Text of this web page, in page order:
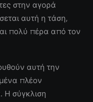
στην αγορά
αυτή η τάση,
πολύ πέρα από τον
αυτή την
πλέον
Η σύγκλιση